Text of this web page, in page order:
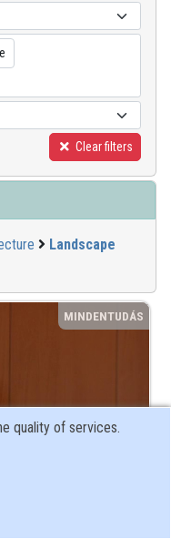
Clear filters
Landscape
MINDENTUDÁS
quality of services.